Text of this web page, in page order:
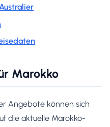
Marokko
Angebote können sich
die aktuelle Marokko-